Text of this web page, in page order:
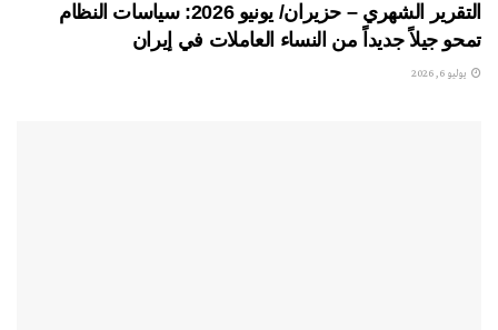
التقرير الشهري – حزيران/ يونيو 2026: سياسات النظام
تمحو جيلاً جديداً من النساء العاملات في إيران
يوليو 6, 2026